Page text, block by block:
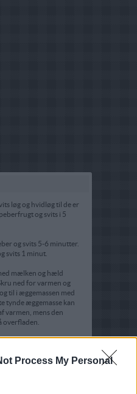
Process My Personal
løg og hvidløg til de er
og svits i 5
og svits 5-6 minutter.
svits 1 minut.
mælken og hæld
ned for varmen og
til i æggemassen med
tynde æggemasse kan
varmen, mens den
overfladen.